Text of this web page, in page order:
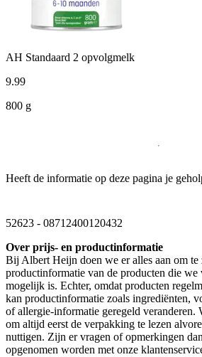
AH Standaard 2 opvolgmelk
9.99
800 g
Heeft de informatie op deze pagina je
52623 - 08712400120432
Over prijs- en productinformatie
Bij Albert Heijn doen we er alles aan om te
productinformatie van de producten die we
mogelijk is. Echter, omdat producten
kan productinformatie zoals ingrediënten,
of allergie-informatie geregeld veranderen.
om altijd eerst de verpakking te lezen
nuttigen. Zijn er vragen of opmerkingen
opgenomen worden met onze